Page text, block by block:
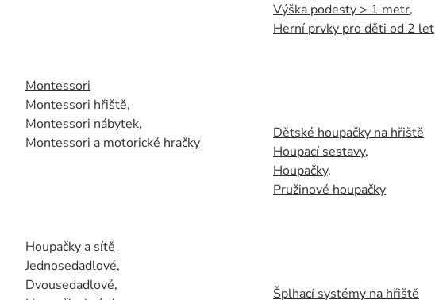
Montessori
Montessori hřiště,
Montessori nábytek,
Montessori a motorické hračky
Houpačky a sítě
Jednosedadlové,
Dvousedadlové,
Výška podesty > 1 metr,
Herní prvky pro děti od 2 let
Dětské houpačky na hřiště
Houpací sestavy,
Houpačky,
Pružinové houpačky
Šplhací systémy na hřiště